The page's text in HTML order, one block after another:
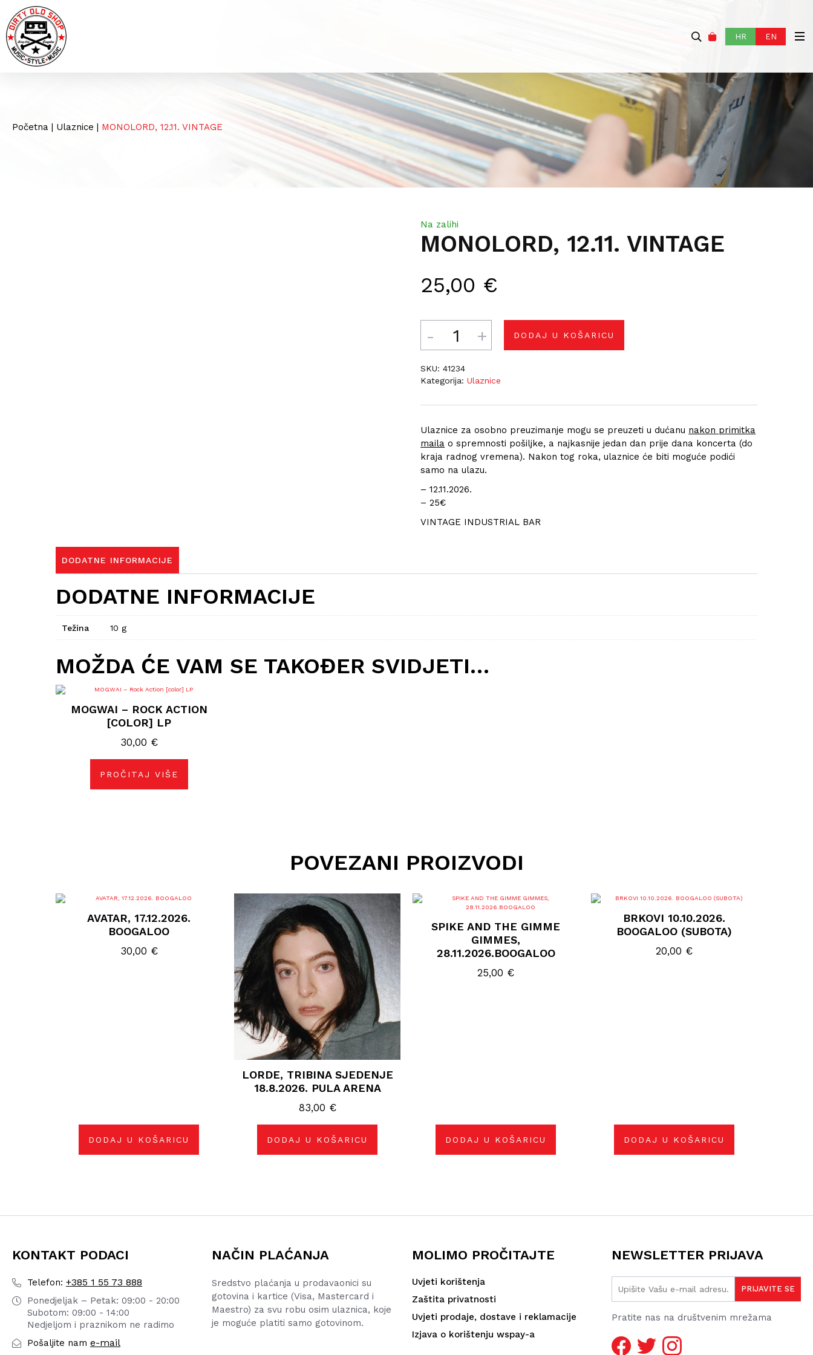
HR EN
Početna | Ulaznice | MONOLORD, 12.11. VINTAGE
MONOLORD, 12.11. VINTAGE
25,00 €
Ulaznice za osobno preuzimanje mogu se preuzeti u dućanu nakon primitka
maila o spremnosti pošiljke, a najkasnije jedan dan prije dana koncerta (do
kraja radnog vremena). Nakon tog roka, ulaznice će biti moguće podići
samo na ulazu.
– 12.11.2026.
– 25€
VINTAGE INDUSTRIAL BAR
Na zalihi
DODAJ U KOŠARICU
SKU:41234
Kategorija:Ulaznice
DODATNE INFORMACIJE
DODATNE INFORMACIJE
Težina 10 g
MOŽDA ĆE VAM SE TAKOĐER SVIDJETI…
MOGWAI – ROCK ACTION
[COLOR] LP
30,00 €
PROČITAJ VIŠE
POVEZANI PROIZVODI
AVATAR, 17.12.2026.
BOOGALOO
30,00 €
DODAJ U KOŠARICU
LORDE, TRIBINA SJEDENJE
18.8.2026. PULA ARENA
83,00 €
DODAJ U KOŠARICU
SPIKE AND THE GIMME
GIMMES,
28.11.2026.BOOGALOO
25,00 €
DODAJ U KOŠARICU
BRKOVI 10.10.2026.
BOOGALOO (SUBOTA)
20,00 €
DODAJ U KOŠARICU
KONTAKT PODACI
Telefon: +385 1 55 73 888
Ponedjeljak – Petak: 09:00 - 20:00
Subotom: 09:00 - 14:00
Nedjeljom i praznikom ne radimo
Pošaljite nam e-mail
NAČIN PLAĆANJA
Sredstvo plaćanja u prodavaonici su
gotovina i kartice (Visa, Mastercard i
Maestro) za svu robu osim ulaznica, koje
je moguće platiti samo gotovinom.
MOLIMO PROČITAJTE
Uvjeti korištenja
Zaštita privatnosti
Uvjeti prodaje, dostave i reklamacije
Izjava o korištenju wspay-a
NEWSLETTER PRIJAVA
Pratite nas na društvenim mrežama